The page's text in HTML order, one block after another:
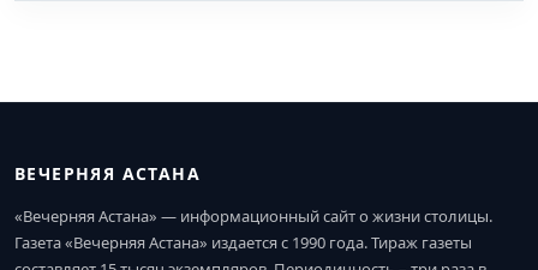
ВЕЧЕРНЯЯ АСТАНА
«Вечерняя Астана» — информационный сайт о жизни столицы.
Газета «Вечерняя Астана» издается с 1990 года. Тираж газеты